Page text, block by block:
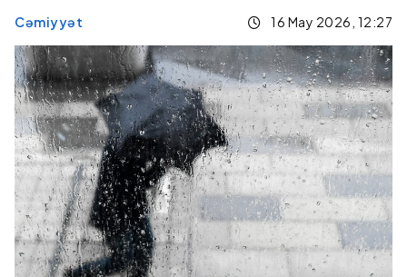
Cəmiyyət 16 May 2026, 12:27